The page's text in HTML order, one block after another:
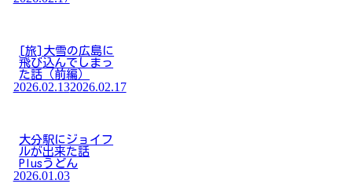
[旅]大雪の広島に
飛び込んでしまっ
た話（前編）
2026.02.132026.02.17
大分駅にジョイフ
ルが出来た話
Plusうどん
2026.01.03